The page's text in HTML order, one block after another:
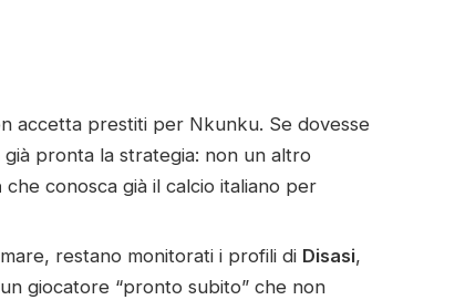
accetta prestiti per Nkunku. Se dovesse
pronta la strategia: non un altro
che conosca già il calcio italiano per
restano monitorati i profili di Disasi,
giocatore “pronto subito” che non